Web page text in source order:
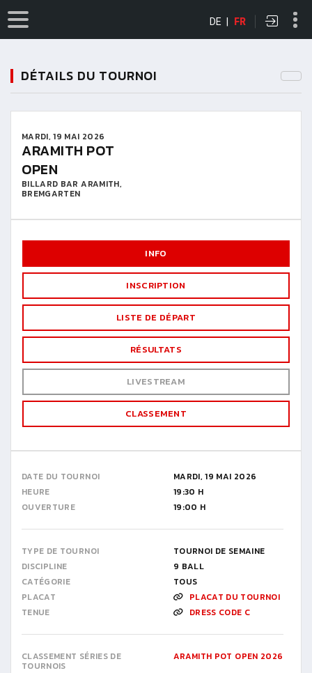
DE | FR
DÉTAILS DU TOURNOI
MARDI, 19 MAI 2026
ARAMITH POT
OPEN
BILLARD BAR ARAMITH,
BREMGARTEN
INFO
INSCRIPTION
LISTE DE DÉPART
RÉSULTATS
LIVESTREAM
CLASSEMENT
DATE DU TOURNOI
MARDI, 19 MAI 2026
HEURE
19:30 H
OUVERTURE
19:00 H
TYPE DE TOURNOI
TOURNOI DE SEMAINE
DISCIPLINE
9 BALL
CATÉGORIE
TOUS
PLACAT
PLACAT DU TOURNOI
TENUE
DRESS CODE C
CLASSEMENT SÉRIES DE
TOURNOIS
ARAMITH POT OPEN 2026